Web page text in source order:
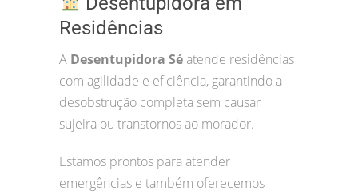
Residências
A Desentupidora Séatende residências
com agilidade e eficiência, garantindo a
desobstrução completa sem causar
sujeira ou transtornos ao morador.
Estamos prontos para atender
emergências e também oferecemos